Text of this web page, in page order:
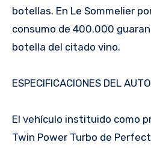
botellas. En Le Sommelier
consumo de 400.000
botella del citado vino.
ESPECIFICACIONES DEL AUTO
El vehículo instituido como
Twin Power Turbo de